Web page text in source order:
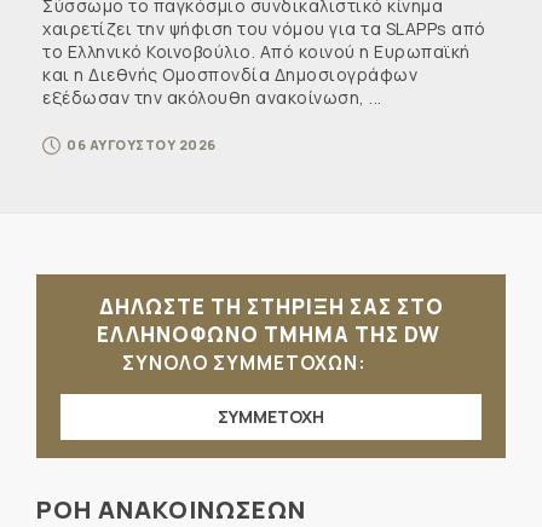
Σύσσωμο το παγκόσμιο συνδικαλιστικό κίνημα
χαιρετίζει την ψήφιση του νόμου για τα SLAPPs από
το Ελληνικό Κοινοβούλιο. Από κοινού η Ευρωπαϊκή
και η Διεθνής Ομοσπονδία Δημοσιογράφων
εξέδωσαν την ακόλουθη ανακοίνωση, ...
06 ΑΥΓΟΥΣΤΟΥ 2026
ΔΗΛΩΣΤΕ ΤΗ ΣΤΗΡΙΞΗ ΣΑΣ ΣΤΟ
ΕΛΛΗΝΟΦΩΝΟ ΤΜΗΜΑ ΤΗΣ DW
ΣΥΝΟΛΟ ΣΥΜΜΕΤΟΧΩΝ:
ΣΥΜΜΕΤΟΧΗ
ΡΟΗ ΑΝΑΚΟΙΝΩΣΕΩΝ